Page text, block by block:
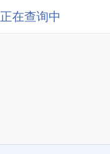
正在查询中